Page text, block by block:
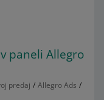
paneli Allegro
predaj
Allegro Ads